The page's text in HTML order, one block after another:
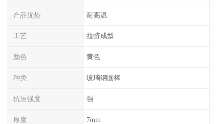
产品优势 耐高温
工艺 拉挤成型
颜色 黄色
种类 玻璃钢圆棒
抗压强度 强
厚度 7mm